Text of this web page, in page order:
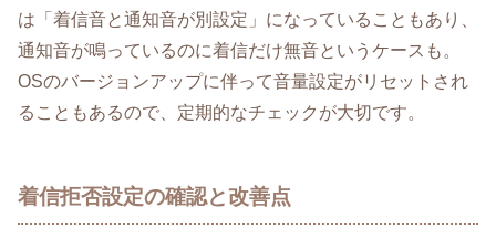
は「着信音と通知音が別設定」になっていることもあり、
通知音が鳴っているのに着信だけ無音というケースも。
OSのバージョンアップに伴って音量設定がリセットされ
ることもあるので、定期的なチェックが大切です。
着信拒否設定の確認と改善点